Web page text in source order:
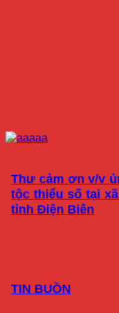
Thư cảm ơn v/v
tộc thiểu số tại
tỉnh Điện Biên
TIN BUỒN